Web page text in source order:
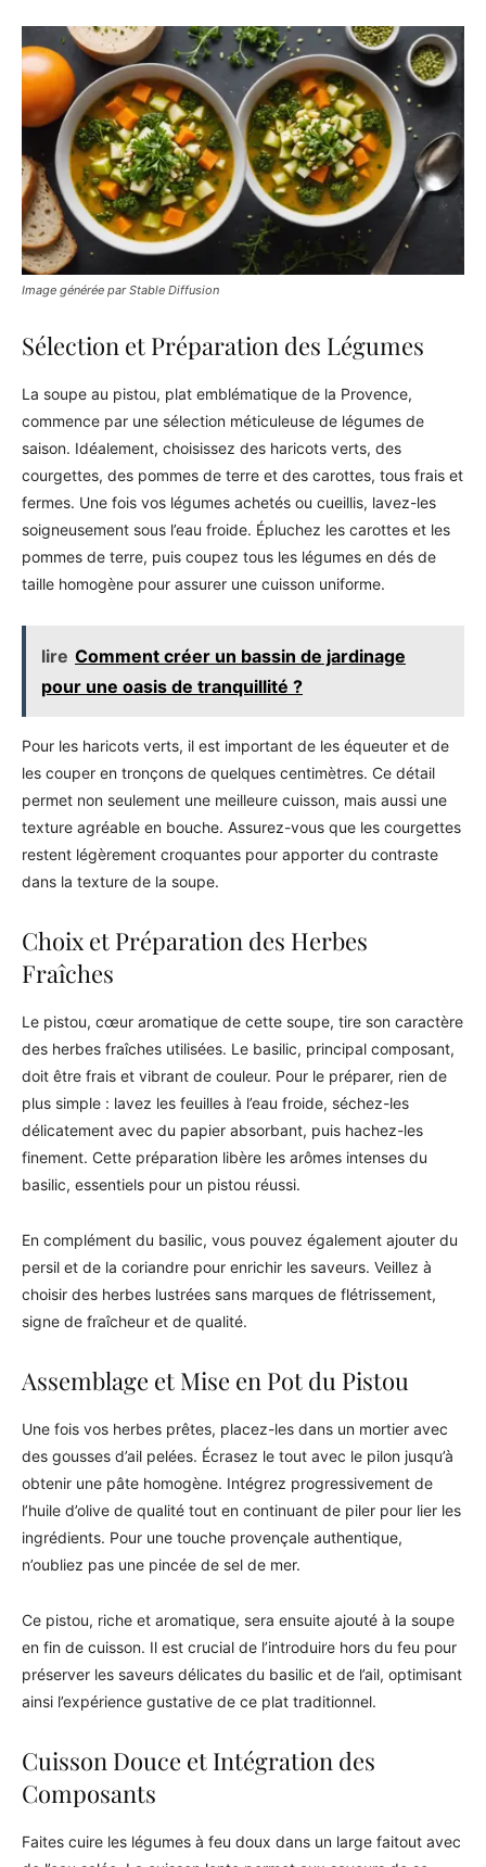
Image générée par Stable Diffusion
Sélection et Préparation des Légumes
La soupe au pistou, plat emblématique de la Provence,
commence par une sélection méticuleuse de légumes de
saison. Idéalement, choisissez des haricots verts, des
courgettes, des pommes de terre et des carottes, tous frais et
fermes. Une fois vos légumes achetés ou cueillis, lavez-les
soigneusement sous l’eau froide. Épluchez les carottes et les
pommes de terre, puis coupez tous les légumes en dés de
taille homogène pour assurer une cuisson uniforme.
lire Comment créer un bassin de jardinage
pour une oasis de tranquillité ?
Pour les haricots verts, il est important de les équeuter et de
les couper en tronçons de quelques centimètres. Ce détail
permet non seulement une meilleure cuisson, mais aussi une
texture agréable en bouche. Assurez-vous que les courgettes
restent légèrement croquantes pour apporter du contraste
dans la texture de la soupe.
Choix et Préparation des Herbes
Fraîches
Le pistou, cœur aromatique de cette soupe, tire son caractère
des herbes fraîches utilisées. Le basilic, principal composant,
doit être frais et vibrant de couleur. Pour le préparer, rien de
plus simple : lavez les feuilles à l’eau froide, séchez-les
délicatement avec du papier absorbant, puis hachez-les
finement. Cette préparation libère les arômes intenses du
basilic, essentiels pour un pistou réussi.
En complément du basilic, vous pouvez également ajouter du
persil et de la coriandre pour enrichir les saveurs. Veillez à
choisir des herbes lustrées sans marques de flétrissement,
signe de fraîcheur et de qualité.
Assemblage et Mise en Pot du Pistou
Une fois vos herbes prêtes, placez-les dans un mortier avec
des gousses d’ail pelées. Écrasez le tout avec le pilon jusqu’à
obtenir une pâte homogène. Intégrez progressivement de
l’huile d’olive de qualité tout en continuant de piler pour lier les
ingrédients. Pour une touche provençale authentique,
n’oubliez pas une pincée de sel de mer.
Ce pistou, riche et aromatique, sera ensuite ajouté à la soupe
en fin de cuisson. Il est crucial de l’introduire hors du feu pour
préserver les saveurs délicates du basilic et de l’ail, optimisant
ainsi l’expérience gustative de ce plat traditionnel.
Cuisson Douce et Intégration des
Composants
Faites cuire les légumes à feu doux dans un large faitout avec